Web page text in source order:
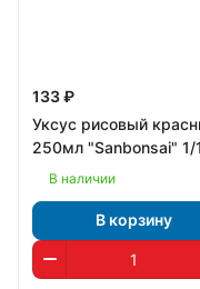
133 ₽
Уксус рисовый
250мл "Sanbonsai" 1/
В наличии
В корзину